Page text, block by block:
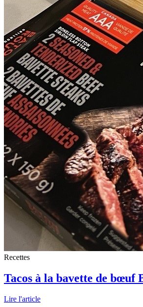
Recettes
Tacos à la bavette de bœuf
Lire l'article